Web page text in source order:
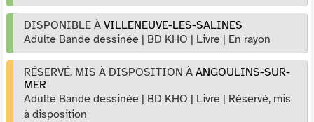
DISPONIBLE À VILLENEUVE-LES-SALINES
Adulte Bande dessinée | BD KHO | Livre | En rayon
RÉSERVÉ, MIS À DISPOSITION À ANGOULINS-SUR-
MER
Adulte Bande dessinée | BD KHO | Livre | Réservé, mis
à disposition